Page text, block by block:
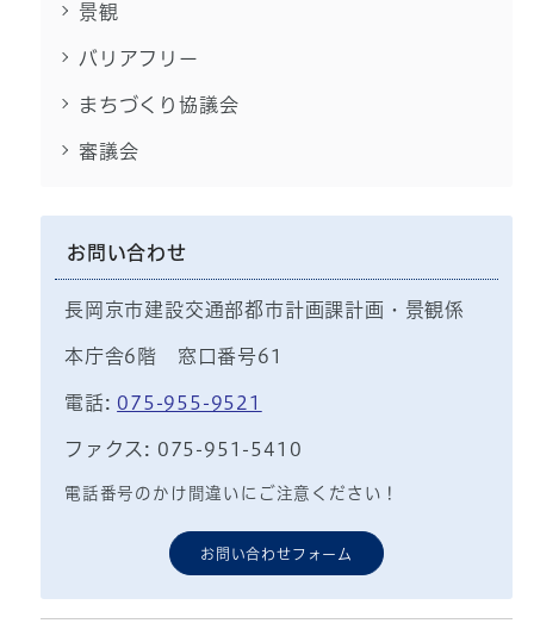
景観
バリアフリー
まちづくり協議会
審議会
お問い合わせ
長岡京市建設交通部都市計画課計画・景観係
本庁舎6階 窓口番号61
電話: 075-955-9521
ファクス: 075-951-5410
電話番号のかけ間違いにご注意ください！
お問い合わせフォーム